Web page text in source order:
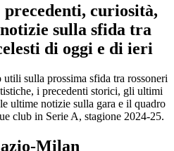
curiosità,
sulla sfida tra
di oggi e di ieri
utili sulla prossima sfida tra rossoneri
i precedenti storici, gli ultimi
ultime notizie sulla gara e il quadro
club in Serie A, stagione 2024-25.
Milan